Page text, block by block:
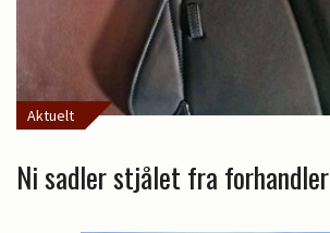
Aktuelt
Ni sadler stjålet fra forhandler